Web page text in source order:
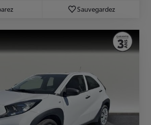
Sauvegardez